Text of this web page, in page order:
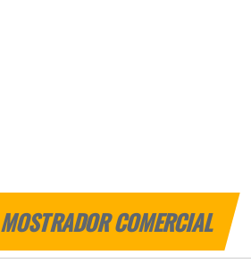
MOSTRADOR COMERCIAL